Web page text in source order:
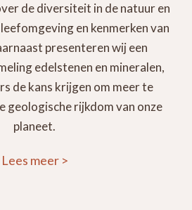
de diversiteit in de natuur en
en kenmerken van
presenteren wij een
edelstenen en mineralen,
de kans krijgen om meer te
geologische rijkdom van onze
planeet.
Lees meer >